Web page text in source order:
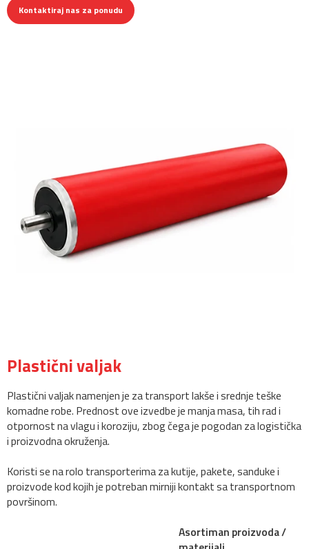
Kontaktiraj nas za ponudu
Plastični valjak
Plastični valjak namenjen je za transport lakše i srednje teške
komadne robe. Prednost ove izvedbe je manja masa, tih rad i
otpornost na vlagu i koroziju, zbog čega je pogodan za logistička
i proizvodna okruženja.
Koristi se na rolo transporterima za kutije, pakete, sanduke i
proizvode kod kojih je potreban mirniji kontakt sa transportnom
površinom.
Asortiman proizvoda /